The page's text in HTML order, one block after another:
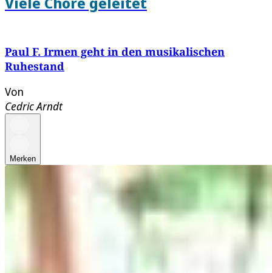
Paul F. Irmen geht in den musikalischen
Ruhestand
Von
Cedric Arndt
Merken